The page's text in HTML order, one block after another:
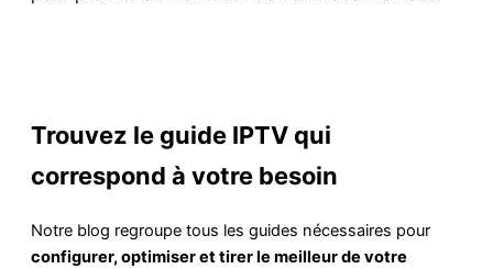
Trouvez le guide IPTV qui
correspond à votre besoin
Notre blog regroupe tous les guides nécessaires pour
configurer, optimiser et tirer le meilleur de votre